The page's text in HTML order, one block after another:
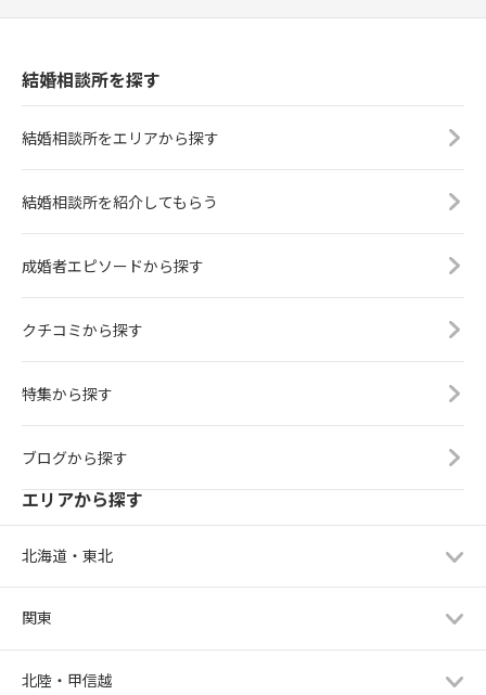
結婚相談所を探す
結婚相談所をエリアから探す
結婚相談所を紹介してもらう
成婚者エピソードから探す
クチコミから探す
特集から探す
ブログから探す
エリアから探す
北海道・東北
関東
北陸・甲信越